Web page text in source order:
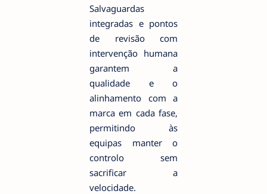
Salvaguardas
integradas e pontos
de revisão com
intervenção humana
garantem a
qualidade e o
alinhamento com a
marca em cada fase,
permitindo às
equipas manter o
controlo sem
sacrificar a
velocidade.